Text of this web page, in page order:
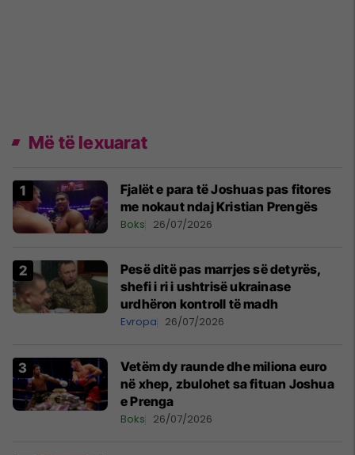
Më të lexuarat
Fjalët e para të Joshuas pas fitores
me nokaut ndaj Kristian Prengës
Boks 26/07/2026
Pesë ditë pas marrjes së detyrës,
shefi i ri i ushtrisë ukrainase
urdhëron kontroll të madh
Evropa 26/07/2026
Vetëm dy raunde dhe miliona euro
në xhep, zbulohet sa fituan Joshua
e Prenga
Boks 26/07/2026